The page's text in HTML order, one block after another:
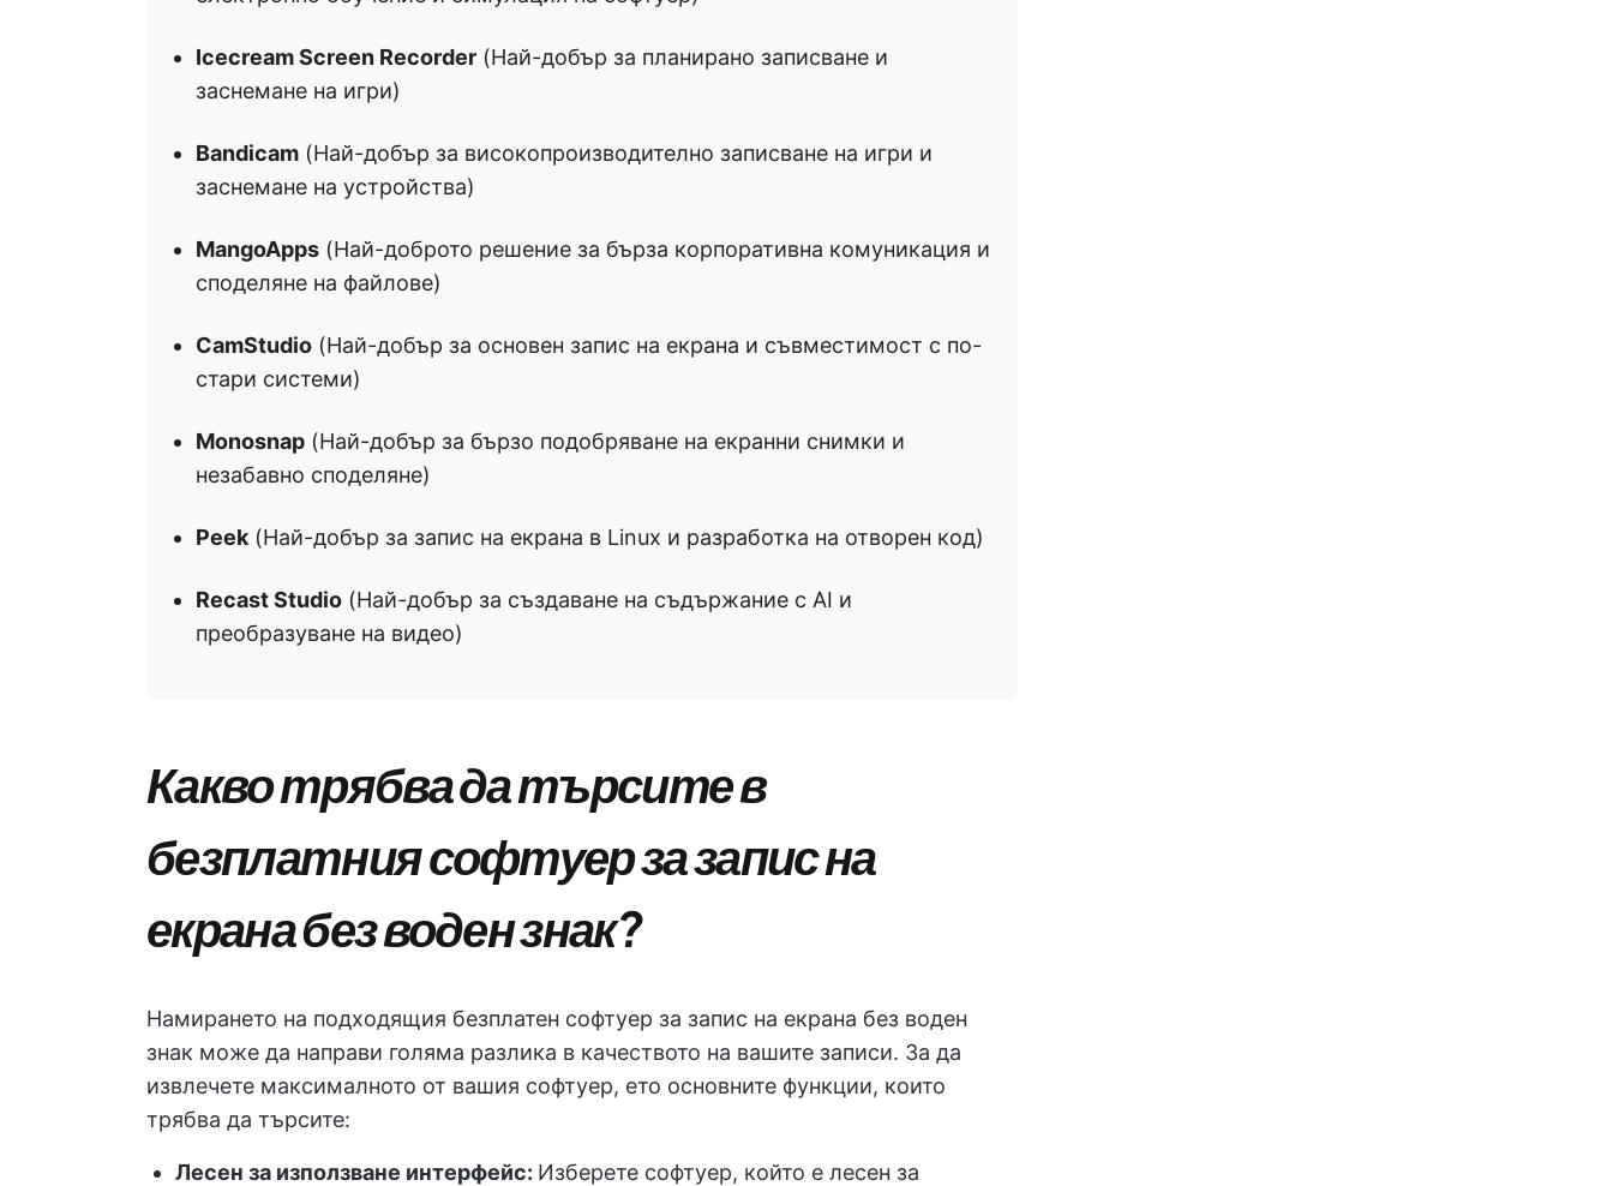
Icecream Screen Recorder (Най-добър за планирано записване и
заснемане на игри)
Bandicam (Най-добър за високопроизводително записване на игри и
заснемане на устройства)
MangoApps (Най-доброто решение за бърза корпоративна комуникация и
споделяне на файлове)
CamStudio (Най-добър за основен запис на екрана и съвместимост с по-
стари системи)
Monosnap (Най-добър за бързо подобряване на екранни снимки и
незабавно споделяне)
Peek (Най-добър за запис на екрана в Linux и разработка на отворен код)
Recast Studio (Най-добър за създаване на съдържание с AI и
преобразуване на видео)
Какво трябва да търсите в
безплатния софтуер за запис на
екрана без воден знак?
Намирането на подходящия безплатен софтуер за запис на екрана без воден
знак може да направи голяма разлика в качеството на вашите записи. За да
извлечете максималното от вашия софтуер, ето основните функции, които
трябва да търсите:
Лесен за използване интерфейс: Изберете софтуер, който е лесен за